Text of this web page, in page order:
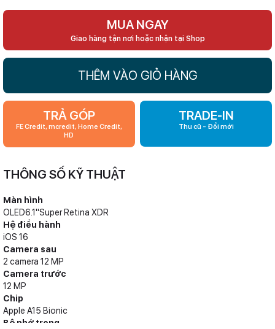
MUA NGAY
Giao hàng tận nơi hoặc nhận tại Shop
THÊM VÀO GIỎ HÀNG
TRẢ GÓP
FE Credit, mcredit, Home Credit,
HD
TRADE-IN
Thu cũ - Đổi mới
THÔNG SỐ KỸ THUẬT
Màn hình
OLED6.1"Super Retina XDR
Hệ điều hành
iOS 16
Camera sau
2 camera 12 MP
Camera trước
12 MP
Chip
Apple A15 Bionic
Bộ nhớ trong